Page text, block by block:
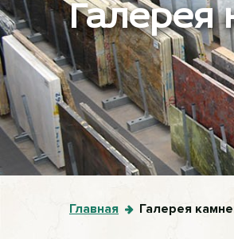
Галерея
Главная Галерея